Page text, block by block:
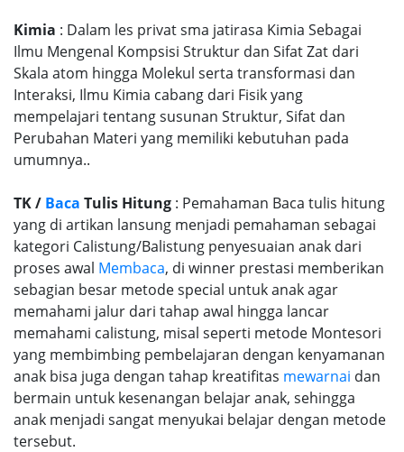
Kimia : Dalam les privat sma jatirasa Kimia Sebagai
Ilmu Mengenal Kompsisi Struktur dan Sifat Zat dari
Skala atom hingga Molekul serta transformasi dan
Interaksi, Ilmu Kimia cabang dari Fisik yang
mempelajari tentang susunan Struktur, Sifat dan
Perubahan Materi yang memiliki kebutuhan pada
umumnya..
TK / Baca Tulis Hitung : Pemahaman Baca tulis hitung
yang di artikan lansung menjadi pemahaman sebagai
kategori Calistung/Balistung penyesuaian anak dari
proses awal Membaca, di winner prestasi memberikan
sebagian besar metode special untuk anak agar
memahami jalur dari tahap awal hingga lancar
memahami calistung, misal seperti metode Montesori
yang membimbing pembelajaran dengan kenyamanan
anak bisa juga dengan tahap kreatifitas mewarnai dan
bermain untuk kesenangan belajar anak, sehingga
anak menjadi sangat menyukai belajar dengan metode
tersebut.